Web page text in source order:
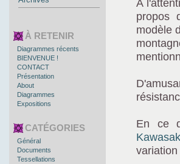
A
propos
modèle
En ce
À RETENIR
Diagrammes récents
BIENVENUE !
CONTACT
Présentation
About
Diagrammes
Expositions
CATÉGORIES
Général
Documents
Tessellations